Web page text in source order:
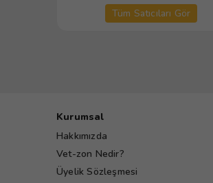
Tüm Satıcıları Gör
Kurumsal
Hakkımızda
Vet-zon Nedir?
Üyelik Sözleşmesi